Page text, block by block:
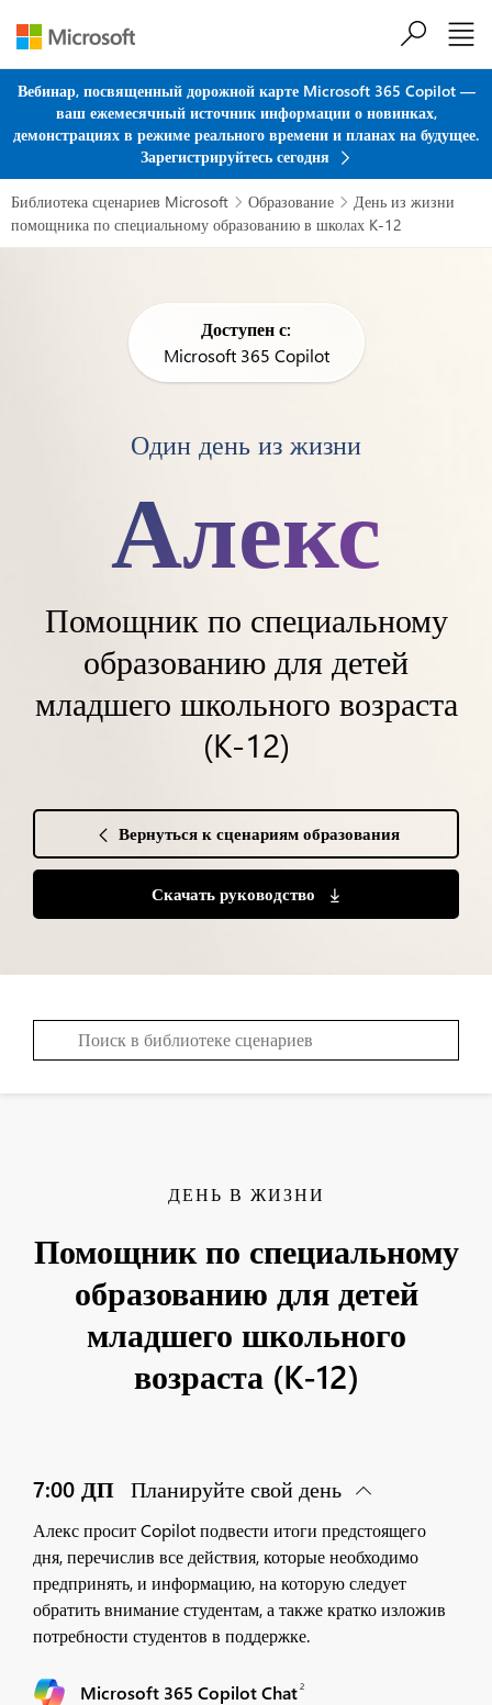
Перейти к основному содержанию
Вебинар, посвященный дорожной карте Microsoft 365 Copilot —
ваш ежемесячный источник информации о новинках,
демонстрациях в режиме реального времени и планах на будущее.
Зарегистрируйтесь сегодня
Библиотека сценариев Microsoft  Образование  День из жизни
помощника по специальному образованию в школах K-12
Доступен с:
Microsoft 365 Copilot
Один день из жизни
Алекс
Помощник по специальному
образованию для детей
младшего школьного возраста
(K-12)
Вернуться к сценариям образования
Скачать руководство
ДЕНЬ В ЖИЗНИ
Помощник по специальному
образованию для детей
младшего школьного
возраста (K-12)
7:00 ДП Планируйте свой день
Алекс просит Copilot подвести итоги предстоящего
дня, перечислив все действия, которые необходимо
предпринять, и информацию, на которую следует
обратить внимание студентам, а также кратко изложив
потребности студентов в поддержке.
Microsoft 365 Copilot Chat2